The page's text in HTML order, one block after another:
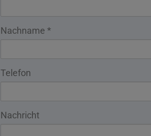
Nachname
Telefon
Nachricht